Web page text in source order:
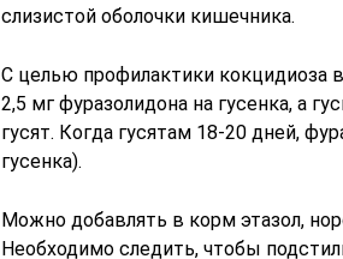
слизистой оболочки кишечника.
С целью профилактики кокцидиоза
2,5 мг фуразолидона на гусенка, а
гусят. Когда гусятам 18-20 дней,
гусенка).
Можно добавлять в корм этазол,
Необходимо следить, чтобы